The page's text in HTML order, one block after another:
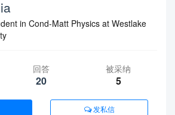
in Cond-Matt Physics at Westlake
回答
20
被采纳
5
发私信